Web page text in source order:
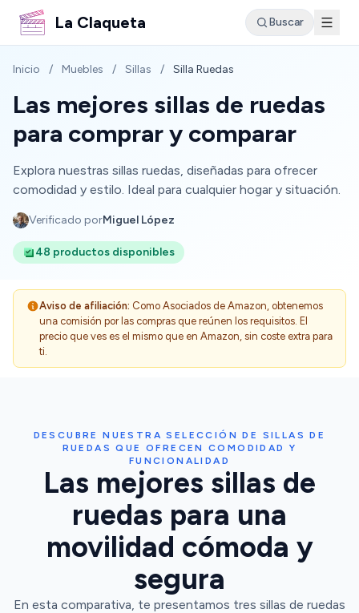
La Claqueta Buscar
Inicio / Muebles / Sillas / Silla Ruedas
Las mejores sillas de ruedas
para comprar y comparar
Explora nuestras sillas ruedas, diseñadas para ofrecer
comodidad y estilo. Ideal para cualquier hogar y situación.
Verificado porMiguel López
48 productos disponibles
Aviso de afiliación: Como Asociados de Amazon, obtenemos
una comisión por las compras que reúnen los requisitos. El
precio que ves es el mismo que en Amazon, sin coste extra para
ti.
DESCUBRE NUESTRA SELECCIÓN DE SILLAS DE
RUEDAS QUE OFRECEN COMODIDAD Y
FUNCIONALIDAD
Las mejores sillas de
ruedas para una
movilidad cómoda y
segura
En esta comparativa, te presentamos tres sillas de ruedas